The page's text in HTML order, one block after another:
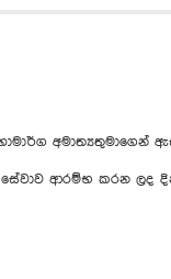
අමාත්‍යතුමාගෙන්
ආරම්භ කරන ලද